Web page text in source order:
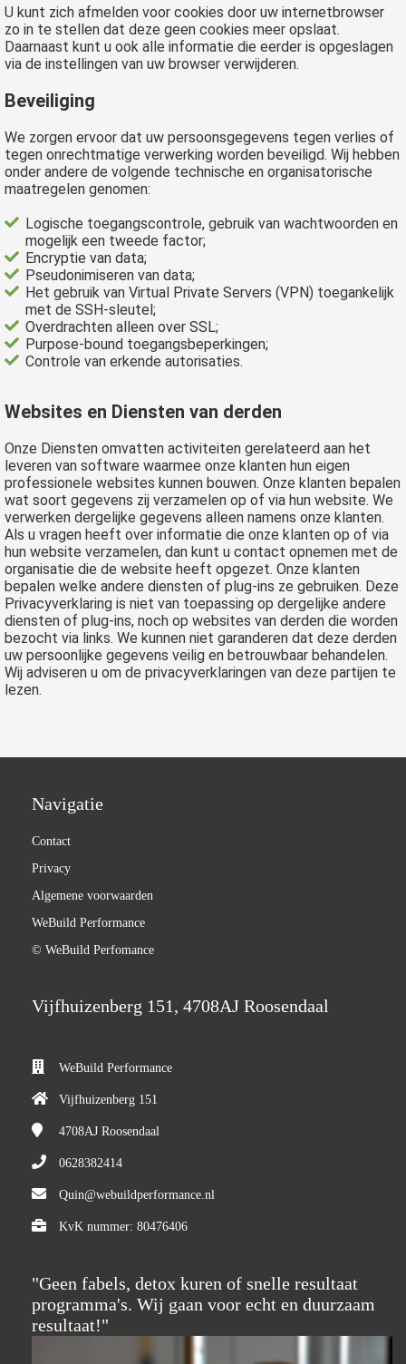
U kunt zich afmelden voor cookies door uw internetbrowser
zo in te stellen dat deze geen cookies meer opslaat.
Daarnaast kunt u ook alle informatie die eerder is opgeslagen
via de instellingen van uw browser verwijderen.
Beveiliging
We zorgen ervoor dat uw persoonsgegevens tegen verlies of
tegen onrechtmatige verwerking worden beveiligd. Wij hebben
onder andere de volgende technische en organisatorische
maatregelen genomen:
Logische toegangscontrole, gebruik van wachtwoorden en
mogelijk een tweede factor;
Encryptie van data;
Pseudonimiseren van data;
Het gebruik van Virtual Private Servers (VPN) toegankelijk
met de SSH-sleutel;
Overdrachten alleen over SSL;
Purpose-bound toegangsbeperkingen;
Controle van erkende autorisaties.
Websites en Diensten van derden
Onze Diensten omvatten activiteiten gerelateerd aan het
leveren van software waarmee onze klanten hun eigen
professionele websites kunnen bouwen. Onze klanten bepalen
wat soort gegevens zij verzamelen op of via hun website. We
verwerken dergelijke gegevens alleen namens onze klanten.
Als u vragen heeft over informatie die onze klanten op of via
hun website verzamelen, dan kunt u contact opnemen met de
organisatie die de website heeft opgezet. Onze klanten
bepalen welke andere diensten of plug-ins ze gebruiken. Deze
Privacyverklaring is niet van toepassing op dergelijke andere
diensten of plug-ins, noch op websites van derden die worden
bezocht via links. We kunnen niet garanderen dat deze derden
uw persoonlijke gegevens veilig en betrouwbaar behandelen.
Wij adviseren u om de privacyverklaringen van deze partijen te
lezen.
Navigatie
Contact
Privacy
Algemene voorwaarden
WeBuild Performance
© WeBuild Perfomance
Vijfhuizenberg 151, 4708AJ Roosendaal
WeBuild Performance
Vijfhuizenberg 151
4708AJ Roosendaal
0628382414
Quin@webuildperformance.nl
KvK nummer: 80476406
"Geen fabels, detox kuren of snelle resultaat
programma's. Wij gaan voor echt en duurzaam
resultaat!"